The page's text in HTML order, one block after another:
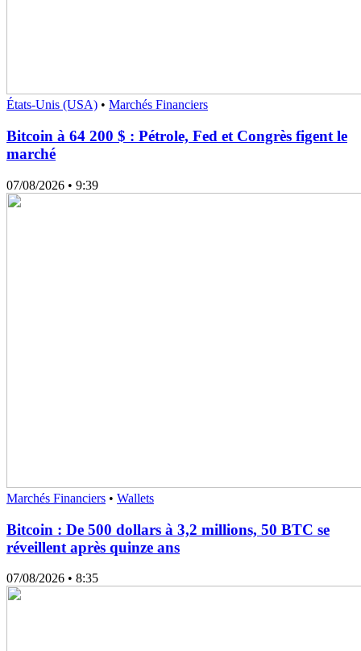
États-Unis (USA) • Marchés Financiers
Bitcoin à 64 200 $ : Pétrole, Fed et Congrès figent le
marché
07/08/2026 • 9:39
Marchés Financiers • Wallets
Bitcoin : De 500 dollars à 3,2 millions, 50 BTC se
réveillent après quinze ans
07/08/2026 • 8:35